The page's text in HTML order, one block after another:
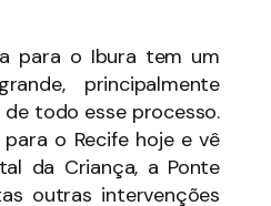
para o Ibura tem um
principalmente
todo esse processo.
o Recife hoje e vê
da Criança, a Ponte
outras intervenções